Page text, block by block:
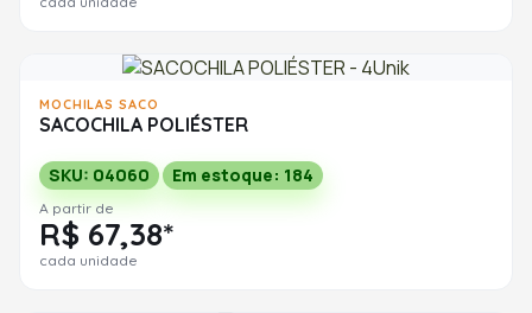
MOCHILAS SACO
SACOCHILA POLIÉSTER
SKU: 04060 Em estoque: 184
A partir de
R$ 67,38*
cada unidade